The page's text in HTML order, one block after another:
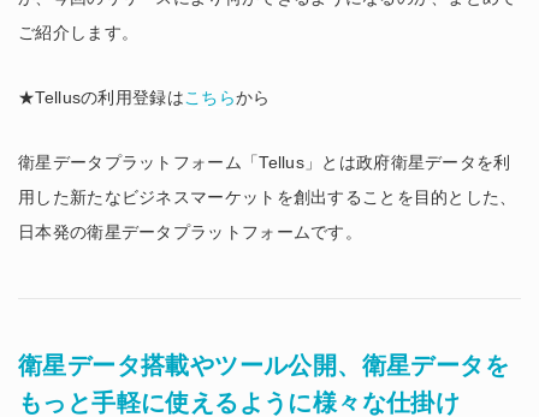
ご紹介します。
★Tellusの利用登録はこちらから
衛星データプラットフォーム「Tellus」とは政府衛星データを利
用した新たなビジネスマーケットを創出することを目的とした、
日本発の衛星データプラットフォームです。
衛星データ搭載やツール公開、衛星データを
もっと手軽に使えるように様々な仕掛け